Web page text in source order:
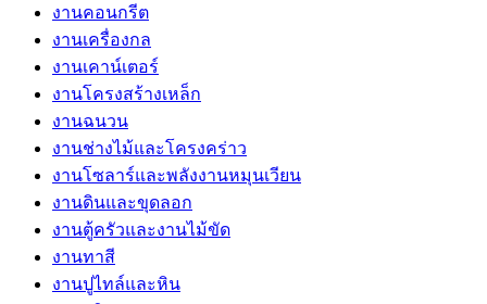
งานคอนกรีต
งานเครื่องกล
งานเคาน์เตอร์
งานโครงสร้างเหล็ก
งานฉนวน
งานช่างไม้และโครงคร่าว
งานโซลาร์และพลังงานหมุนเวียน
งานดินและขุดลอก
งานตู้ครัวและงานไม้ขัด
งานทาสี
งานปูไทล์และหิน